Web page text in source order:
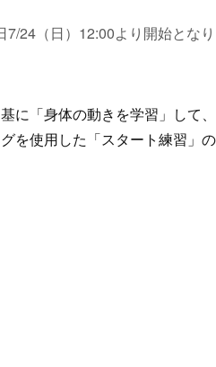
24（日）12:00より開始となり
に「身体の動きを学習」して
を使用した「スタート練習」